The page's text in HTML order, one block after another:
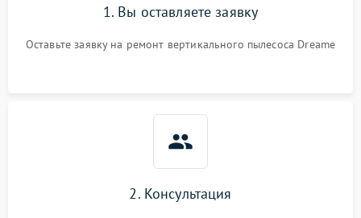
1. Вы оставляете заявку
Оставьте заявку на ремонт вертикального пылесоса Dreame
2. Консультация